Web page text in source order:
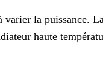
la puissance.
haute